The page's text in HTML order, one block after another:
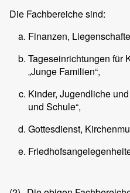
Die Fachbereiche sind:
Finanzen,
Tageseinrichtungen für
„Junge Familien“,
Kinder, Jugendliche
und Schule“,
Gottesdienst,